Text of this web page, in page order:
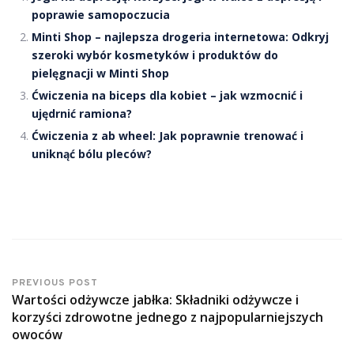
poprawie samopoczucia
Minti Shop – najlepsza drogeria internetowa: Odkryj
szeroki wybór kosmetyków i produktów do
pielęgnacji w Minti Shop
Ćwiczenia na biceps dla kobiet – jak wzmocnić i
ujędrnić ramiona?
Ćwiczenia z ab wheel: Jak poprawnie trenować i
uniknąć bólu pleców?
PREVIOUS POST
Wartości odżywcze jabłka: Składniki odżywcze i
korzyści zdrowotne jednego z najpopularniejszych
owoców